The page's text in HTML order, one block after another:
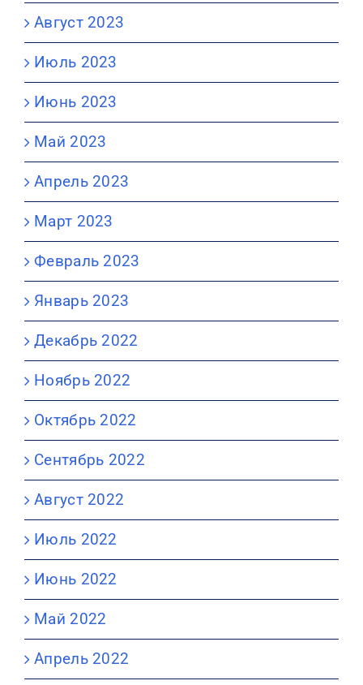
Август 2023
Июль 2023
Июнь 2023
Май 2023
Апрель 2023
Март 2023
Февраль 2023
Январь 2023
Декабрь 2022
Ноябрь 2022
Октябрь 2022
Сентябрь 2022
Август 2022
Июль 2022
Июнь 2022
Май 2022
Апрель 2022